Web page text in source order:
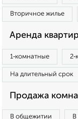
Вторичное жилье
Аренда
1‑комнатные
На длительный срок
Продажа
В общежитии